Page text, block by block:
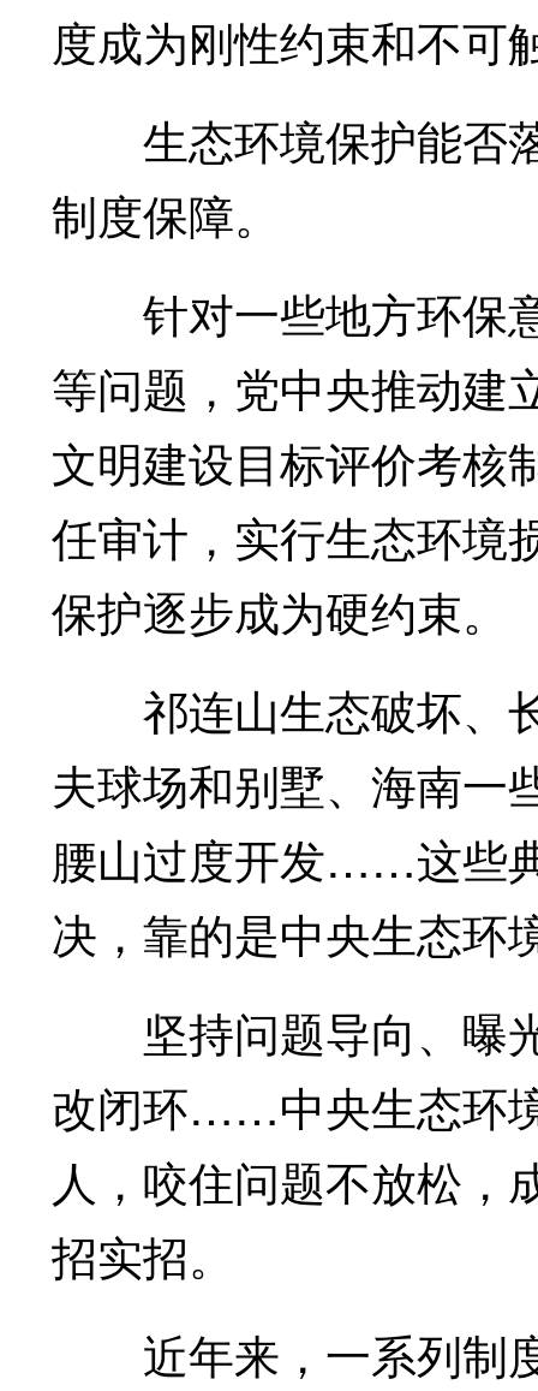
度成为刚性约束和不可
生态环境保护能否
制度保障。
针对一些地方环保
等问题，党中央推动建
文明建设目标评价考核
任审计，实行生态环境
保护逐步成为硬约束。
祁连山生态破坏、
夫球场和别墅、海南一
腰山过度开发……这些
决，靠的是中央生态环
坚持问题导向、曝
改闭环……中央生态环
人，咬住问题不放松，
招实招。
近年来，一系列制